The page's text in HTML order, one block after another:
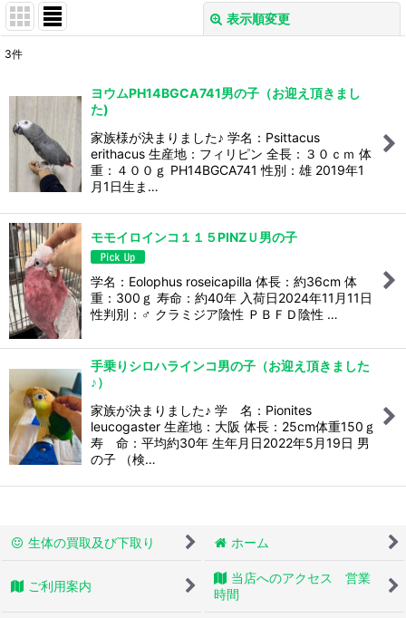
表示順変更
表示数
並び順:
3件
ヨウムPH14BGCA741男の子（お迎え頂きまし
た)
家族様が決まりました♪ 学名：Psittacus
erithacus 生産地：フィリピン 全長：３０ｃｍ 体
重：４００ｇ PH14BGCA741 性別：雄 2019年1
月1日生ま…
モモイロインコ１１５PINZＵ男の子
学名：Eolophus roseicapilla 体長：約36cm 体
重：300ｇ 寿命：約40年 入荷日2024年11月11日
性判別：♂ クラミジア陰性 ＰＢＦＤ陰性 …
手乗りシロハラインコ男の子（お迎え頂きました
♪）
家族が決まりました♪ 学 名：Pionites
leucogaster 生産地：大阪 体長：25cm体重150ｇ
寿 命：平均約30年 生年月日2022年5月19日 男
の子 （検…
生体の買取及び下取り ホーム
ご利用案内
当店へのアクセス 営業
時間